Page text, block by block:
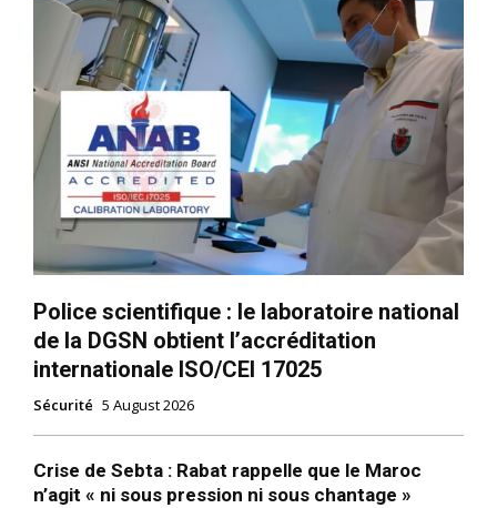
Police scientifique : le laboratoire national
de la DGSN obtient l’accréditation
internationale ISO/CEI 17025
Sécurité 5 August 2026
Crise de Sebta : Rabat rappelle que le Maroc
n’agit « ni sous pression ni sous chantage »